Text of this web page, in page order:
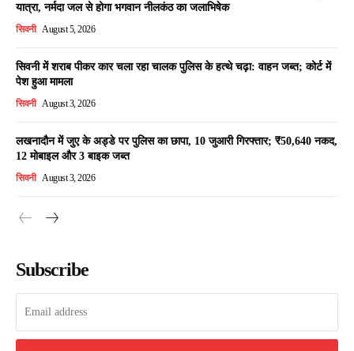
यात्रा, नर्मदा जल से होगा भगवान नीलकंठ का जलाभिषेक
सिवनी August 5, 2026
सिवनी में शराब पीकर कार चला रहा चालक पुलिस के हत्थे चढ़ा: वाहन जब्त; कोर्ट में
पेश हुआ मामला
सिवनी August 3, 2026
लखनादौन में जुए के अड्डे पर पुलिस का छापा, 10 जुआरी गिरफ्तार; ₹50,640 नकद,
12 मोबाइल और 3 बाइक जब्त
सिवनी August 3, 2026
Subscribe